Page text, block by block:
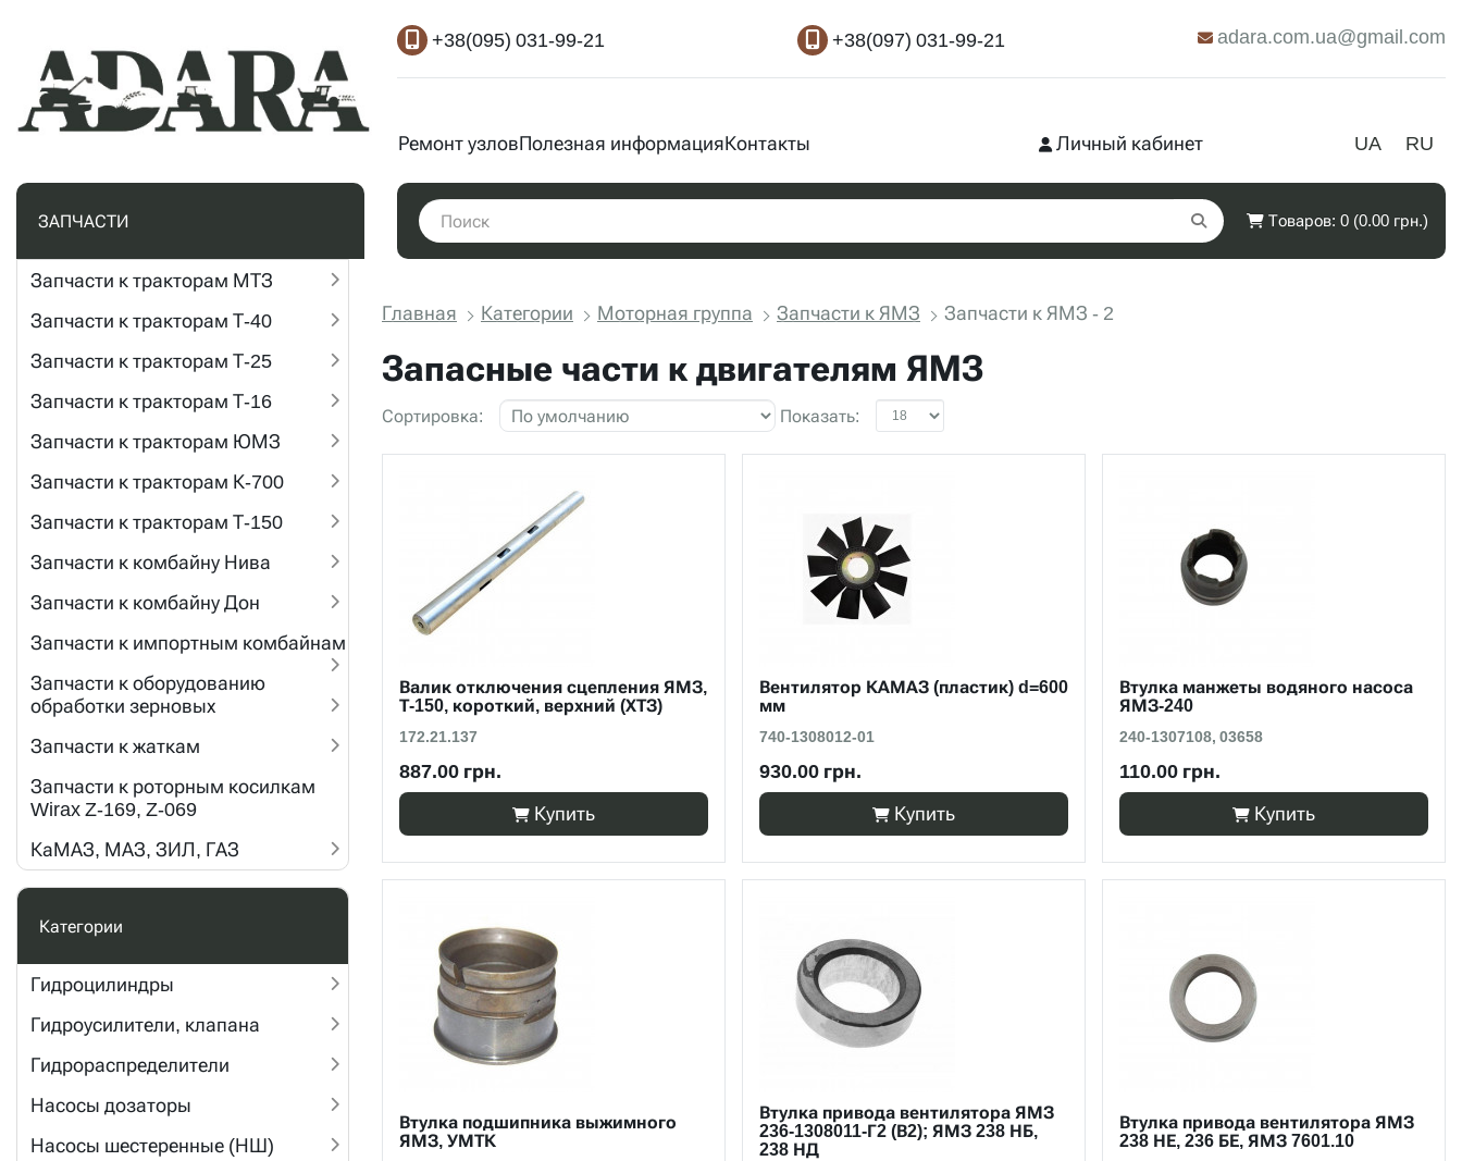
+38(095) 031-99-21 +38(097) 031-99-21 adara.com.ua@gmail.com
Ремонт узловПолезная информацияКонтакты UA RU
Личный кабинет
ЗАПЧАСТИ Товаров: 0 (0.00 грн.)
Запчасти к тракторам МТЗ
Запчасти к тракторам Т-40
Запчасти к тракторам Т-25
Запчасти к тракторам Т-16
Запчасти к тракторам ЮМЗ
Запчасти к тракторам К-700
Запчасти к тракторам Т-150
Запчасти к комбайну Нива
Запчасти к комбайну Дон
Запчасти к импортным комбайнам
Запчасти к оборудованию
обработки зерновых
Запчасти к жаткам
Запчасти к роторным косилкам
Wirax Z-169, Z-069
КаМАЗ, МАЗ, ЗИЛ, ГАЗ
Категории
Гидроцилиндры
Гидроусилители, клапана
Гидрораспределители
Насосы дозаторы
Насосы шестеренные (НШ)
Главная Категории Моторная группа Запчасти к ЯМЗ Запчасти к ЯМЗ - 2
Запасные части к двигателям ЯМЗ
Сортировка: Показать:
Валик отключения сцепления ЯМЗ,
Т-150, короткий, верхний (ХТЗ)
172.21.137
887.00 грн.
Купить
Вентилятор КАМАЗ (пластик) d=600
мм
740-1308012-01
930.00 грн.
Купить
Втулка манжеты водяного насоса
ЯМЗ-240
240-1307108, 03658
110.00 грн.
Купить
Втулка подшипника выжимного
ЯМЗ, УМТК
Втулка привода вентилятора ЯМЗ
236-1308011-Г2 (В2); ЯМЗ 238 НБ,
238 НД
Втулка привода вентилятора ЯМЗ
238 НЕ, 236 БЕ, ЯМЗ 7601.10